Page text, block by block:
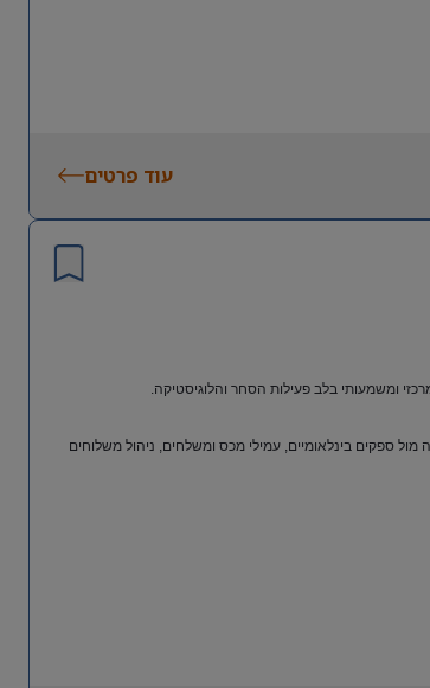
עוד פרטים
ומשמעותי בלב פעילות הסחר והלוגיסטיקה.
ספקים בינלאומיים, עמילי מכס ומשלחים, ניהול משלוחים